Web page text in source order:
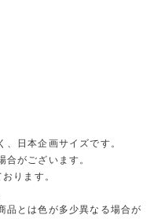
日本企画サイズです。
がございます。
ります。
品とは色が多少異なる場合が